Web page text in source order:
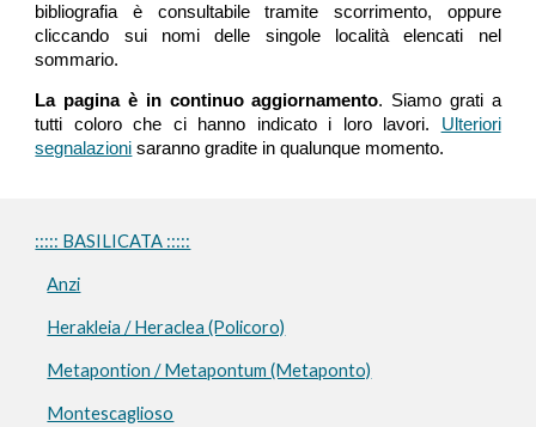
bibliografia è consultabile tramite scorrimento, oppure
cliccando sui nomi delle singole località elencati nel
sommario.
La pagina è in continuo aggiornamento. Siamo grati a
tutti coloro che ci hanno indicato i loro lavori. Ulteriori
segnalazioni saranno gradite in qualunque momento.
::::: BASILICATA :::::
Anzi
Herakleia / Heraclea (Policoro)
Metapontion / Metapontum (Metaponto)
Montescaglioso